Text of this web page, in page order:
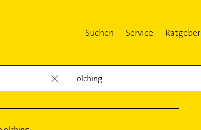
Suchen Service Ratgeber